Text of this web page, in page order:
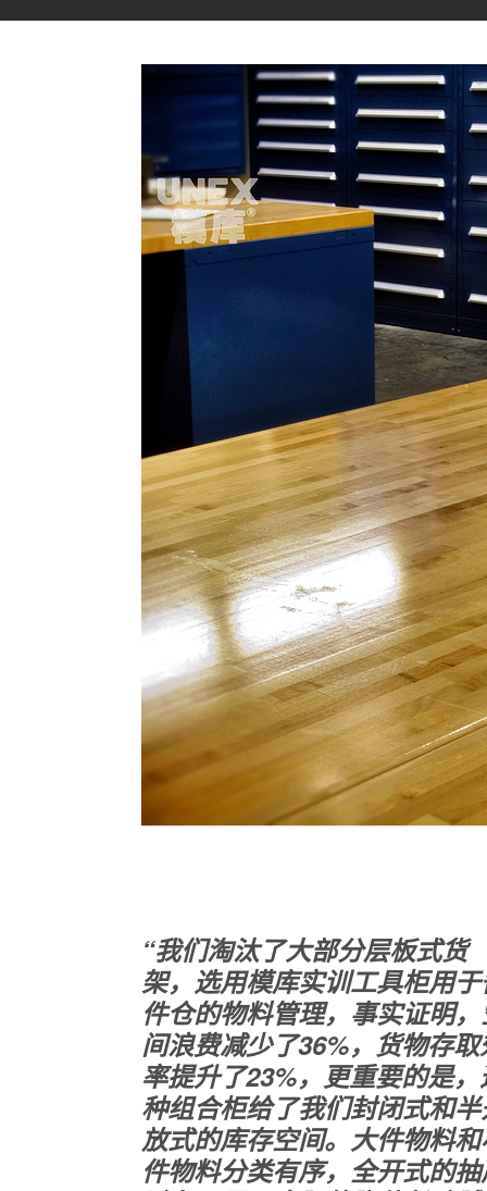
“我们淘汰了大部分层板式货
架，选用模库实训工具柜用
件仓的物料管理，事实证明
间浪费减少了36%，货物存取
率提升了23%，更重要的是，
种组合柜给了我们封闭式和
放式的库存空间。大件物料
件物料分类有序，全开式的